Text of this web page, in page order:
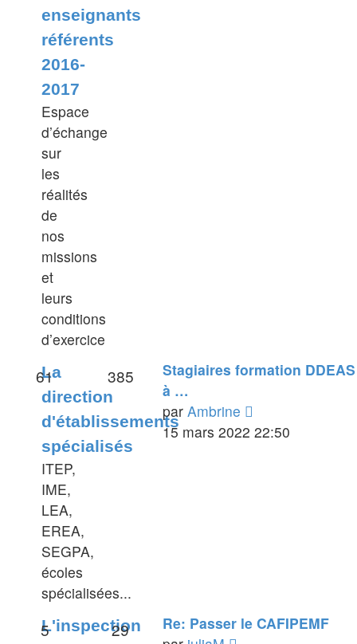
enseignants
référents
2016-
2017
Espace
d’échange
sur
les
réalités
de
nos
missions
et
leurs
conditions
d’exercice
La
direction
d'établissements
spécialisés
ITEP,
IME,
LEA,
EREA,
SEGPA,
écoles
spécialisées...
61 385
Stagiaires formation DDEAS
à …
par Ambrine
le
15 mars 2022 22:50
L'inspection
5 29
Re: Passer le CAFIPEMF